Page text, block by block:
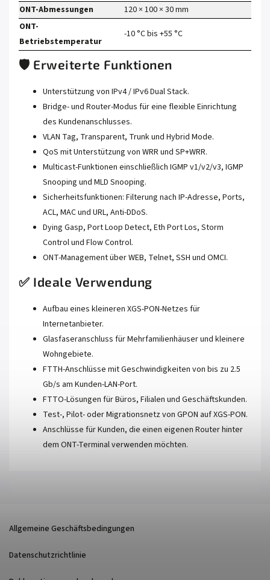
ONT-Abmessungen
120 × 100 × 30 mm
ONT-
Betriebstemperatur
-10 °C bis +55 °C
🛡️ Erweiterte Funktionen
Unterstützung von IPv4 / IPv6 Dual Stack.
Bridge- und Router-Modus für eine flexible Einrichtung
des Kundenanschlusses.
VLAN Tag, Transparent, Trunk und Hybrid Mode.
QoS mit Unterstützung von WRR und SP+WRR.
Multicast-Funktionen einschließlich IGMP v1/v2/v3, IGMP
Snooping und MLD Snooping.
Sicherheitsfunktionen: Filterung nach IP-Adresse, Ports,
ACL, MAC und URL, Anti-DDoS.
Dying Gasp, Port Loop Detect, Eth Port Los, Storm
Control und Flow Control.
ONT-Management über WEB, Telnet, SSH und OMCI.
✅ Ideale Verwendung
Aufbau eines kleineren XGS-PON-Netzes für
Internetanbieter.
Glasfaseranschluss für Mehrfamilienhäuser und kleinere
Wohngebiete.
FTTH-Anschlüsse mit Geschwindigkeiten von bis zu 2.5
Gb/s am Kunden-LAN-Port.
FTTO-Lösungen für Büros, Filialen und Geschäftskunden.
Test-, Pilot- oder Migrationsnetz von GPON auf XGS-PON.
Anschlüsse für Kunden, die einen eigenen Router hinter
dem ONT-Terminal verwenden möchten.
Allgemeine Geschäftsbedingungen
Datenschutzrichtlinie